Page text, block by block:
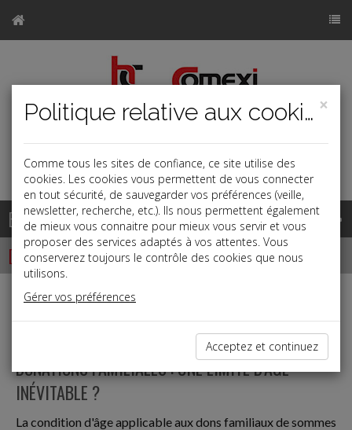
j
a
Base documentaire
Dépêches
j
Fiscal TPE
DONATIONS FAMILIALES : UNE LIMITE D'ÂGE
INÉVITABLE ?
La condition d'âge applicable aux dons familiaux de sommes
×
Politique relative aux cookies
Comme tous les sites de confiance, ce site utilise des
cookies. Les cookies vous permettent de vous connecter
en tout sécurité, de sauvegarder vos préférences (veille,
newsletter, recherche, etc.). Ils nous permettent également
de mieux vous connaitre pour mieux vous servir et vous
proposer des services adaptés à vos attentes. Vous
conserverez toujours le contrôle des cookies que nous
utilisons.
Gérer vos préférences
Acceptez et continuez